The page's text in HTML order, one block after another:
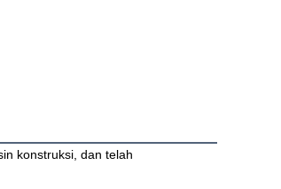
konstruksi, dan telah